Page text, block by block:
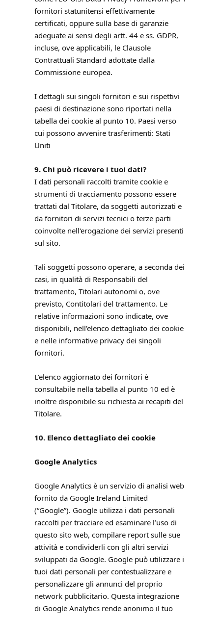
fornitori statunitensi effettivamente
certificati, oppure sulla base di garanzie
adeguate ai sensi degli artt. 44 e ss. GDPR,
incluse, ove applicabili, le Clausole
Contrattuali Standard adottate dalla
Commissione europea.
I dettagli sui singoli fornitori e sui rispettivi
paesi di destinazione sono riportati nella
tabella dei cookie al punto 10. Paesi verso
cui possono avvenire trasferimenti: Stati
Uniti
9. Chi può ricevere i tuoi dati?
I dati personali raccolti tramite cookie e
strumenti di tracciamento possono essere
trattati dal Titolare, da soggetti autorizzati e
da fornitori di servizi tecnici o terze parti
coinvolte nell'erogazione dei servizi presenti
sul sito.
Tali soggetti possono operare, a seconda dei
casi, in qualità di Responsabili del
trattamento, Titolari autonomi o, ove
previsto, Contitolari del trattamento. Le
relative informazioni sono indicate, ove
disponibili, nell'elenco dettagliato dei cookie
e nelle informative privacy dei singoli
fornitori.
L'elenco aggiornato dei fornitori è
consultabile nella tabella al punto 10 ed è
inoltre disponibile su richiesta ai recapiti del
Titolare.
10. Elenco dettagliato dei cookie
Google Analytics
Google Analytics è un servizio di analisi web
fornito da Google Ireland Limited
(“Google”). Google utilizza i dati personali
raccolti per tracciare ed esaminare l’uso di
questo sito web, compilare report sulle sue
attività e condividerli con gli altri servizi
sviluppati da Google. Google può utilizzare i
tuoi dati personali per contestualizzare e
personalizzare gli annunci del proprio
network pubblicitario. Questa integrazione
di Google Analytics rende anonimo il tuo